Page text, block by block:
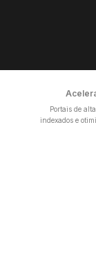
Portais de
indexados e